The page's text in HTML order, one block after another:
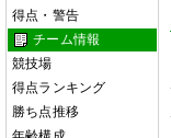
得点・警告
チーム情報
競技場
得点ランキング
勝ち点推移